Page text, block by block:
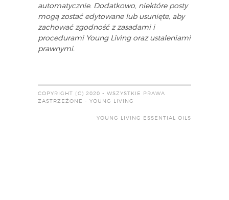
automatycznie. Dodatkowo, niektóre posty
mogą zostać edytowane lub usunięte, aby
zachować zgodność z zasadami i
procedurami Young Living oraz ustaleniami
prawnymi.
COPYRIGHT (C) 2020 - WSZYSTKIE PRAWA
ZASTRZEŻONE - YOUNG LIVING
YOUNG LIVING ESSENTIAL OILS